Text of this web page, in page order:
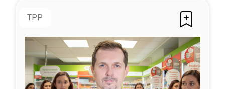
TPP